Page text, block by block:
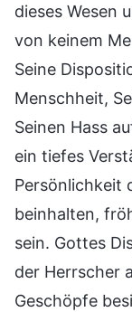
dieses Wesen
von keinem
Seine
Menschheit,
Seinen Hass
ein tiefes
Persönlichkeit
beinhalten,
sein. Gottes
der Herrscher
Geschöpfe